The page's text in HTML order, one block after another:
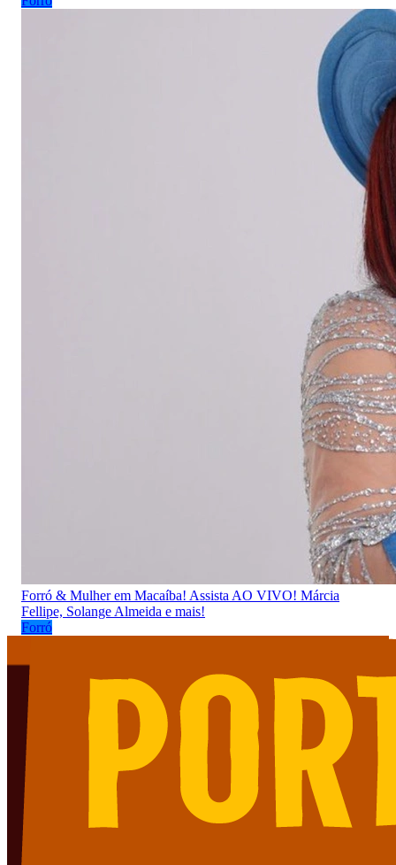
Forró & Mulher em Macaíba! Assista AO VIVO! Márcia
Fellipe, Solange Almeida e mais!
Forró